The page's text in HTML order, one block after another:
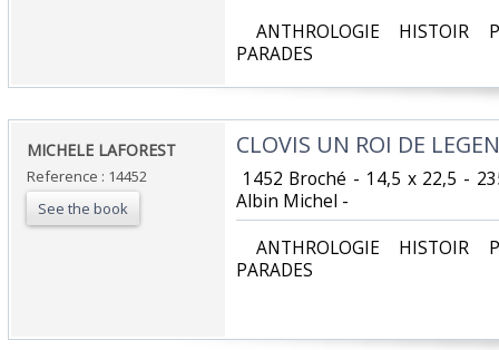
ANTHROLOGIE HISTOIR
PARADES‎
‎MICHELE LAFOREST‎
Reference : 14452
See the book
‎CLOVIS UN ROI DE
1452 Broché - 14,5 x 22,5 -
Albin Michel - ‎
ANTHROLOGIE HISTOIR
PARADES‎